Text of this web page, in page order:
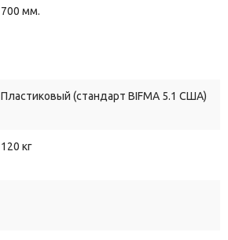
700 мм.
Пластиковый (стандарт BIFMA 5.1 США)
120 кг